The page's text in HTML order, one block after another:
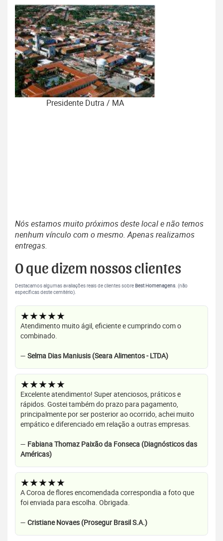
Presidente Dutra / MA
Nós estamos muito próximos deste local e não temos
nenhum vínculo com o mesmo. Apenas realizamos
entregas.
O que dizem nossos clientes
Destacamos algumas avaliações reais de clientes sobre Best Homenagens. (não
específicas deste cemitério).
★★★★★
Atendimento muito ágil, eficiente e cumprindo com o
combinado.
— Selma Dias Maniusis (Seara Alimentos - LTDA)
★★★★★
Excelente atendimento! Super atenciosos, práticos e
rápidos. Gostei também do prazo para pagamento,
principalmente por ser posterior ao ocorrido, achei muito
empático e diferenciado em relação a outras empresas.
— Fabiana Thomaz Paixão da Fonseca (Diagnósticos das
Américas)
★★★★★
A Coroa de flores encomendada correspondia a foto que
foi enviada para escolha. Obrigada.
— Cristiane Novaes (Prosegur Brasil S.A.)